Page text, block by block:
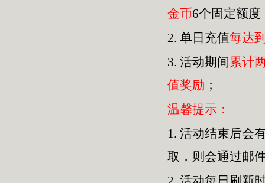
金币6个固定额度
2. 单日充值每达
3. 活动期间累计
值奖励 ；
温馨提示：
1. 活动结束后会
取，则会通过邮